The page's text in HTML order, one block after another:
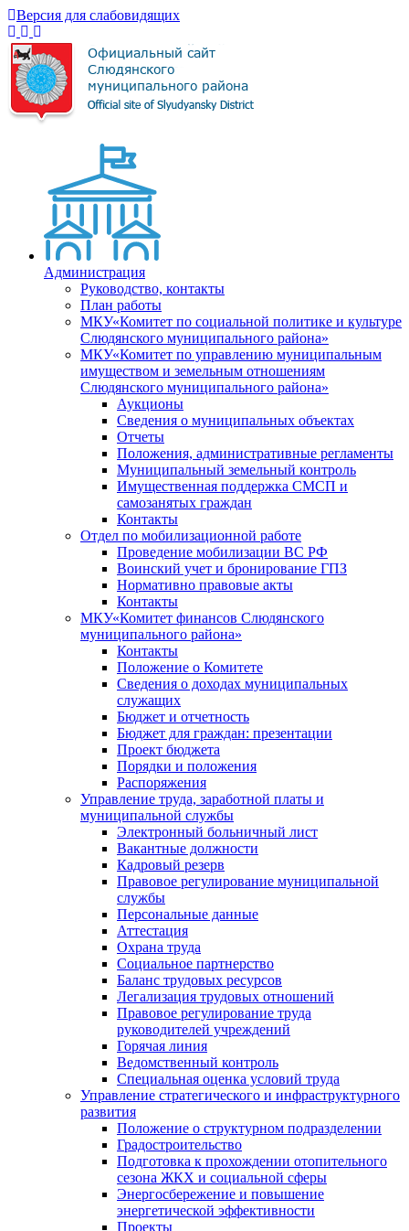
Версия для слабовидящих
Администрация
Руководство, контакты
План работы
МКУ«Комитет по социальной политике и культуре
Слюдянского муниципального района»
МКУ«Комитет по управлению муниципальным
имуществом и земельным отношениям
Слюдянского муниципального района»
Аукционы
Сведения о муниципальных объектах
Отчеты
Положения, административные регламенты
Муниципальный земельный контроль
Имущественная поддержка СМСП и
самозанятых граждан
Контакты
Отдел по мобилизационной работе
Проведение мобилизации ВС РФ
Воинский учет и бронирование ГПЗ
Нормативно правовые акты
Контакты
МКУ«Комитет финансов Слюдянского
муниципального района»
Контакты
Положение о Комитете
Сведения о доходах муниципальных
служащих
Бюджет и отчетность
Бюджет для граждан: презентации
Проект бюджета
Порядки и положения
Распоряжения
Управление труда, заработной платы и
муниципальной службы
Электронный больничный лист
Вакантные должности
Кадровый резерв
Правовое регулирование муниципальной
службы
Персональные данные
Аттестация
Охрана труда
Социальное партнерство
Баланс трудовых ресурсов
Легализация трудовых отношений
Правовое регулирование труда
руководителей учреждений
Горячая линия
Ведомственный контроль
Специальная оценка условий труда
Управление стратегического и инфраструктурного
развития
Положение о структурном подразделении
Градостроительство
Подготовка к прохождении отопительного
сезона ЖКХ и социальной сферы
Энергосбережение и повышение
энергетической эффективности
Проекты